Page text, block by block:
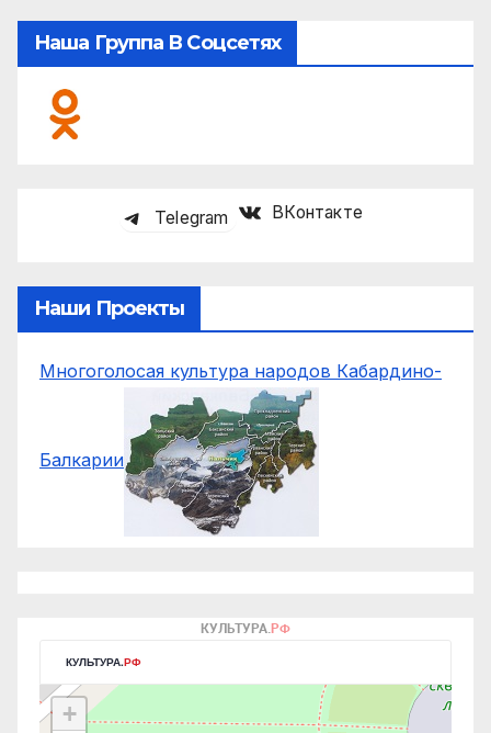
Наша Группа В Соцсетях
Telegram ВКонтакте
Наши Проекты
Многоголосая культура народов Кабардино-
Балкарии